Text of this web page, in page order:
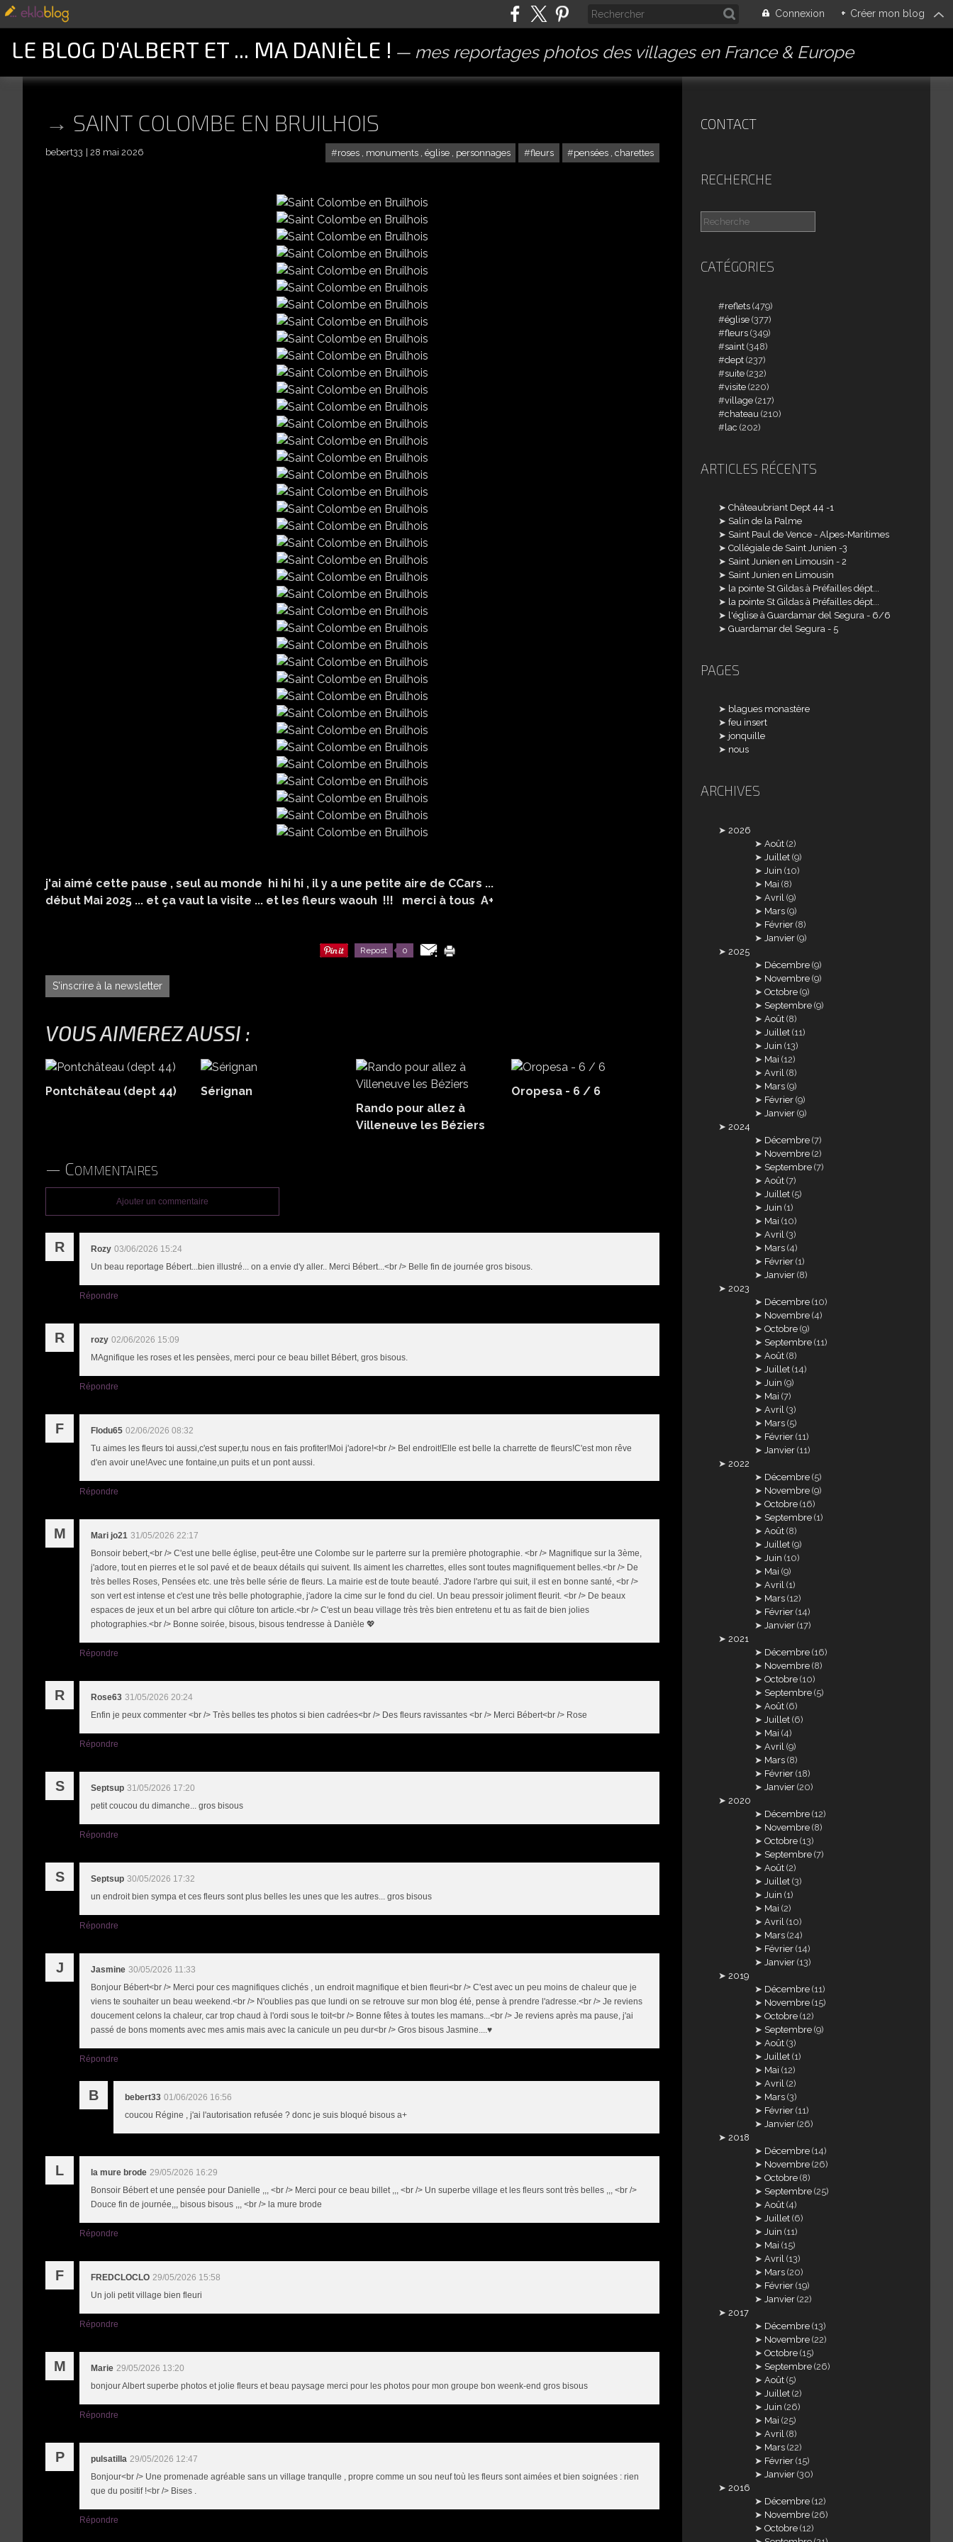
Connexion + Créer mon blog
LE BLOG D'ALBERT ET ... MA DANIÈLE ! mes reportages photos des villages en France & Europe
SAINT COLOMBE EN BRUILHOIS
roses , monuments , église , personnages fleurs pensées , charettes
bebert33 28 mai 2026
j'ai aimé cette pause , seul au monde hi hi hi , il y a une petite aire de CCars ...
début Mai 2025 ... et ça vaut la visite ... et les fleurs waouh !!! merci à tous A+
Repost 0
S'inscrire à la newsletter
VOUS AIMEREZ AUSSI :
Pontchâteau (dept 44)
Sérignan
Rando pour allez à
Villeneuve les Béziers
Oropesa - 6 / 6
Commentaires
Ajouter un commentaire
R Rozy 03/06/2026 15:24
Un beau reportage Bébert...bien illustré... on a envie d'y aller.. Merci Bébert...<br /> Belle fin de journée gros bisous.
Répondre
R rozy 02/06/2026 15:09
MAgnifique les roses et les pensèes, merci pour ce beau billet Bébert, gros bisous.
Répondre
F Flodu65 02/06/2026 08:32
Tu aimes les fleurs toi aussi,c'est super,tu nous en fais profiter!Moi j'adore!<br /> Bel endroit!Elle est belle la charrette de fleurs!C'est mon rêve
d'en avoir une!Avec une fontaine,un puits et un pont aussi.
Répondre
M Mari jo21 31/05/2026 22:17
Bonsoir bebert,<br /> C'est une belle église, peut-être une Colombe sur le parterre sur la première photographie. <br /> Magnifique sur la 3ème,
j'adore, tout en pierres et le sol pavé et de beaux détails qui suivent. Ils aiment les charrettes, elles sont toutes magnifiquement belles.<br /> De
très belles Roses, Pensées etc. une très belle série de fleurs. La mairie est de toute beauté. J'adore l'arbre qui suit, il est en bonne santé, <br />
son vert est intense et c'est une très belle photographie, j'adore la cime sur le fond du ciel. Un beau pressoir joliment fleurit. <br /> De beaux
espaces de jeux et un bel arbre qui clôture ton article.<br /> C'est un beau village très très bien entretenu et tu as fait de bien jolies
photographies.<br /> Bonne soirée, bisous, bisous tendresse à Danièle 💖
Répondre
R Rose63 31/05/2026 20:24
Enfin je peux commenter <br /> Très belles tes photos si bien cadrées<br /> Des fleurs ravissantes <br /> Merci Bébert<br /> Rose
Répondre
S Septsup 31/05/2026 17:20
petit coucou du dimanche... gros bisous
Répondre
S Septsup 30/05/2026 17:32
un endroit bien sympa et ces fleurs sont plus belles les unes que les autres... gros bisous
Répondre
J Jasmine 30/05/2026 11:33
Bonjour Bébert<br /> Merci pour ces magnifiques clichés , un endroit magnifique et bien fleuri<br /> C'est avec un peu moins de chaleur que je
viens te souhaiter un beau weekend.<br /> N'oublies pas que lundi on se retrouve sur mon blog été, pense à prendre l'adresse.<br /> Je reviens
doucement celons la chaleur, car trop chaud à l'ordi sous le toit<br /> Bonne fêtes à toutes les mamans...<br /> Je reviens après ma pause, j'ai
passé de bons moments avec mes amis mais avec la canicule un peu dur<br /> Gros bisous Jasmine....♥
Répondre
B bebert33 01/06/2026 16:56
coucou Régine , j'ai l'autorisation refusée ? donc je suis bloqué bisous a+
L la mure brode 29/05/2026 16:29
Bonsoir Bébert et une pensée pour Danielle ,,, <br /> Merci pour ce beau billet ,,, <br /> Un superbe village et les fleurs sont très belles ,,, <br />
Douce fin de journée,,, bisous bisous ,,, <br /> la mure brode
Répondre
F FREDCLOCLO 29/05/2026 15:58
Un joli petit village bien fleuri
Répondre
M Marie 29/05/2026 13:20
bonjour Albert superbe photos et jolie fleurs et beau paysage merci pour les photos pour mon groupe bon weenk-end gros bisous
Répondre
P pulsatilla 29/05/2026 12:47
Bonjour<br /> Une promenade agréable sans un village tranqulle , propre comme un sou neuf toù les fleurs sont aimées et bien soignées : rien
que du positif !<br /> Bises .
Répondre
CONTACT
RECHERCHE
CATÉGORIES
reflets (479)
église (377)
fleurs (349)
saint (348)
dept (237)
suite (232)
visite (220)
village (217)
chateau (210)
lac (202)
ARTICLES RÉCENTS
Châteaubriant Dept 44 -1
Salin de la Palme
Saint Paul de Vence - Alpes-Maritimes
Collégiale de Saint Junien -3
Saint Junien en Limousin - 2
Saint Junien en Limousin
la pointe St Gildas à Préfailles dépt...
la pointe St Gildas à Préfailles dépt...
l'église à Guardamar del Segura - 6/6
Guardamar del Segura - 5
PAGES
blagues monastère
feu insert
jonquille
nous
ARCHIVES
2026
Août (2)
Juillet (9)
Juin (10)
Mai (8)
Avril (9)
Mars (9)
Février (8)
Janvier (9)
2025
Décembre (9)
Novembre (9)
Octobre (9)
Septembre (9)
Août (8)
Juillet (11)
Juin (13)
Mai (12)
Avril (8)
Mars (9)
Février (9)
Janvier (9)
2024
Décembre (7)
Novembre (2)
Septembre (7)
Août (7)
Juillet (5)
Juin (1)
Mai (10)
Avril (3)
Mars (4)
Février (1)
Janvier (8)
2023
Décembre (10)
Novembre (4)
Octobre (9)
Septembre (11)
Août (8)
Juillet (14)
Juin (9)
Mai (7)
Avril (3)
Mars (5)
Février (11)
Janvier (11)
2022
Décembre (5)
Novembre (9)
Octobre (16)
Septembre (1)
Août (8)
Juillet (9)
Juin (10)
Mai (9)
Avril (1)
Mars (12)
Février (14)
Janvier (17)
2021
Décembre (16)
Novembre (8)
Octobre (10)
Septembre (5)
Août (6)
Juillet (6)
Mai (4)
Avril (9)
Mars (8)
Février (18)
Janvier (20)
2020
Décembre (12)
Novembre (8)
Octobre (13)
Septembre (7)
Août (2)
Juillet (3)
Juin (1)
Mai (2)
Avril (10)
Mars (24)
Février (14)
Janvier (13)
2019
Décembre (11)
Novembre (15)
Octobre (12)
Septembre (9)
Août (3)
Juillet (1)
Mai (12)
Avril (2)
Mars (3)
Février (11)
Janvier (26)
2018
Décembre (14)
Novembre (26)
Octobre (8)
Septembre (25)
Août (4)
Juillet (6)
Juin (11)
Mai (15)
Avril (13)
Mars (20)
Février (19)
Janvier (22)
2017
Décembre (13)
Novembre (22)
Octobre (15)
Septembre (26)
Août (5)
Juillet (2)
Juin (26)
Mai (25)
Avril (8)
Mars (22)
Février (15)
Janvier (30)
2016
Décembre (12)
Novembre (26)
Octobre (12)